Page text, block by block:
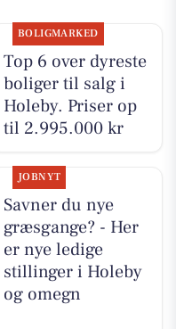
BOLIGMARKED
Top 6 over dyreste
boliger til salg i
Holeby. Priser op
til 2.995.000 kr
JOBNYT
Savner du nye
græsgange? - Her
er nye ledige
stillinger i Holeby
og omegn